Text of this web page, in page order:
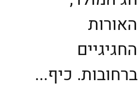
האורות
החגיגיים
ברחובות. כיף...